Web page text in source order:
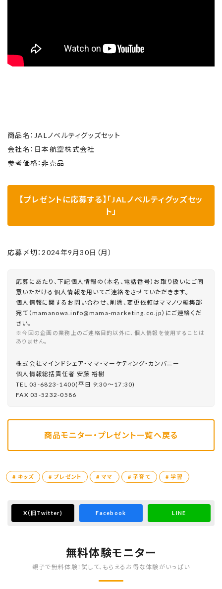
商品名：JALノベルティグッズセット
会社名：日本航空株式会社
参考価格：非売品
【プレゼントに応募する】「JALノベルティグッズセッ
ト」
応募〆切：2024年9月30日（月）
応募にあたり、下記個人情報の（本名、電話番号）お取り扱いにご同
意いただける個人情報を用いてご連絡をさせていただきます。
個人情報に関するお問い合わせ、削除、変更依頼はママノワ編集部
宛て（mamanowa.info@mama-marketing.co.jp）にご連絡くだ
さい。
※今回の企画の業務上のご連絡目的以外に、個人情報を使用することは
ありません。
株式会社マインドシェア・ママ・マーケティング・カンパニー
個⼈情報総括責任者 安藤 裕樹
TEL 03-6823-1400(平⽇ 9:30〜17:30)
FAX 03-5232-0586
商品モニター・プレゼント一覧へ戻る
# キッズ # プレゼント # ママ # 子育て # 学習
X （旧Twitter) Facebook LINE
無料体験モニター
親子で無料体験！試して、もらえるお得な体験がいっぱい